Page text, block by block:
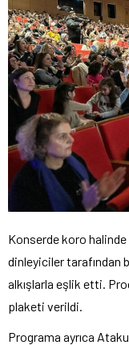
Konserde koro
dinleyiciler tarafından
alkışlarla eşlik etti.
plaketi verildi.
Programa ayrıca